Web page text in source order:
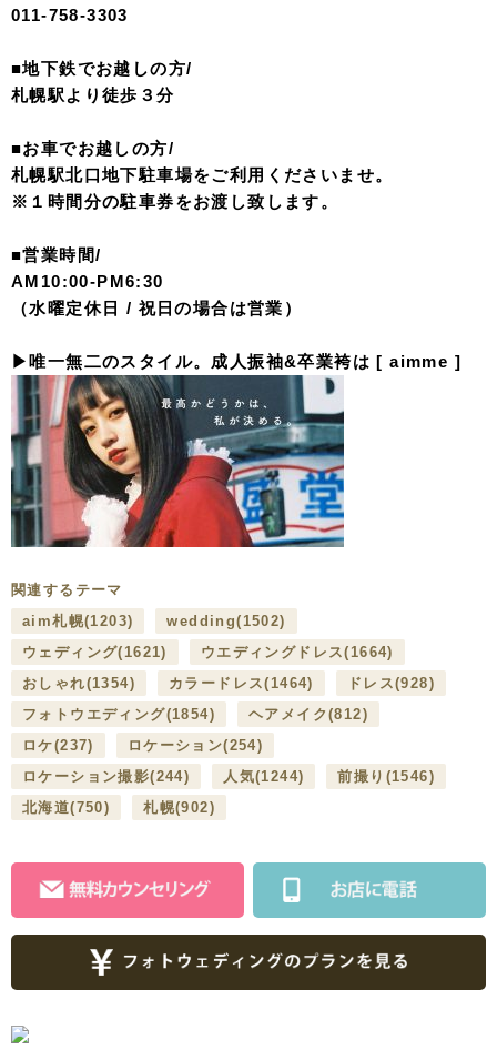
011-758-3303
■地下鉄でお越しの方/
札幌駅より徒歩３分
■お車でお越しの方/
札幌駅北口地下駐車場をご利用くださいませ。
※１時間分の駐車券をお渡し致します。
■営業時間/
AM10:00-PM6:30
（水曜定休日 / 祝日の場合は営業）
▶︎唯一無二のスタイル。成人振袖&卒業袴は [ aimme ]
関連するテーマ
aim札幌(1203) wedding(1502)
ウェディング(1621) ウエディングドレス(1664)
おしゃれ(1354) カラードレス(1464) ドレス(928)
フォトウエディング(1854) ヘアメイク(812)
ロケ(237) ロケーション(254)
ロケーション撮影(244) 人気(1244) 前撮り (1546)
北海道(750) 札幌(902)